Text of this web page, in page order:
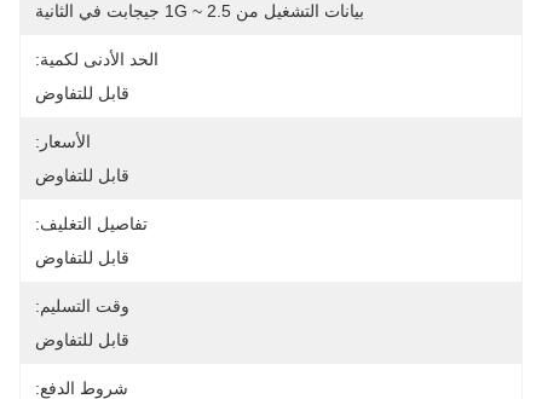
بيانات التشغيل من 1G ~ 2.5 جيجابت في الثانية
الحد الأدنى لكمية:
قابل للتفاوض
الأسعار:
قابل للتفاوض
تفاصيل التغليف:
قابل للتفاوض
وقت التسليم:
قابل للتفاوض
شروط الدفع: